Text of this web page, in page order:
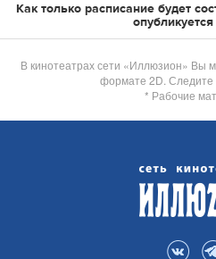
Как только расписание будет
В кинотеатрах сети «Иллюзион» Вы
формате 2D. Следите
* Рабочие